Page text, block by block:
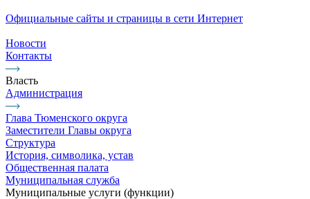
Официальные сайты и страницы в сети Интернет
Новости
Контакты
Власть
Администрация
Глава Тюменского округа
Заместители Главы округа
Структура
История, символика, устав
Общественная палата
Муниципальная служба
Муниципальные услуги (функции)